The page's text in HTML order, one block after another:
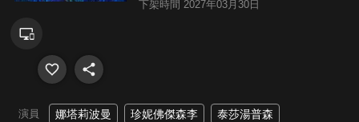
下架時間 2027年03月30日
演員 娜塔莉波曼 珍妮佛傑森李 泰莎湯普森